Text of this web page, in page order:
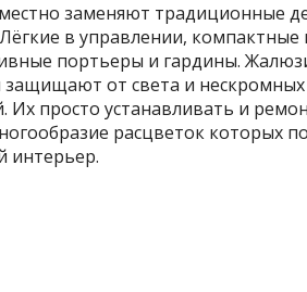
заменяют традиционные
в управлении,
портьеры и гардины.
защищают от света и
Их просто устанавливать и
расцветок которых
интерьер.